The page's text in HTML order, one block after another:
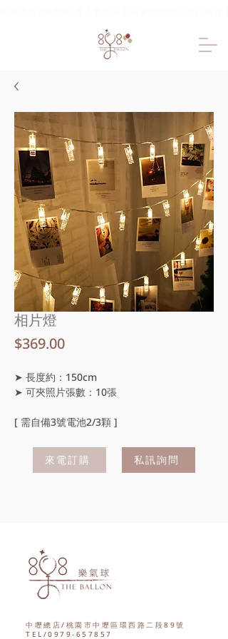
相片燈
$369.00價
➤ 長度約：150cm
➤ 可夾照片張數：10張
[ 需自備3號電池2/3顆 ]
來電訂購 私訊詢問
中壢總店/桃園市中壢區環西路二段89號
TEL/0979-657857